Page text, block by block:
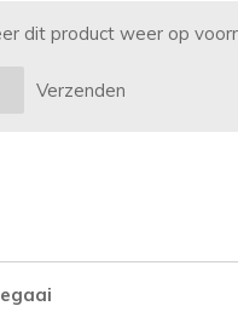
dit product weer op
Verzenden